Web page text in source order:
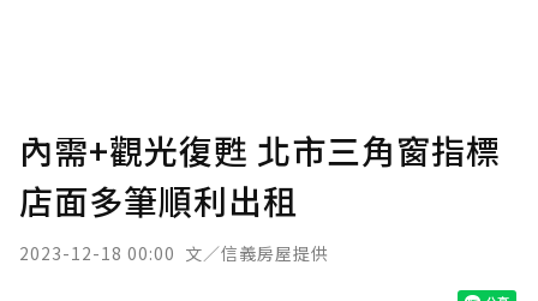
內需+觀光復甦 北市三角窗指標
店面多筆順利出租
2023-12-18 00:00 文／信義房屋提供